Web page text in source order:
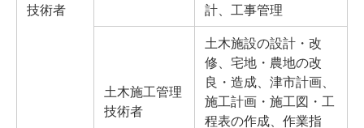
技術者
計、工事管理
土木施工管理
技術者
土木施設の設計・改
修、宅地・農地の改
良・造成、津市計画、
施工計画・施工図・工
程表の作成、作業指